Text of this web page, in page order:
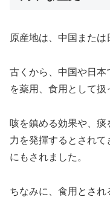
原産地は、中国または
古くから、中国や日
を薬用、食用として扱
咳を鎮める効果や、
力を発揮するとされて
にもされました。
ちなみに、食用とさ